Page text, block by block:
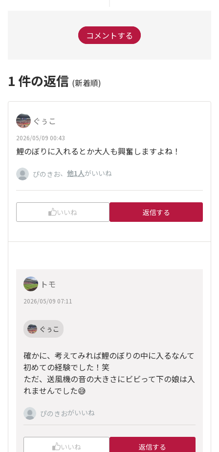
コメントする
1 件の返信 (新着順)
ぐぅこ
2026/05/09 00:43
鯉のぼりに入れるとか大人も興奮しますよね！
ぴのきお、 他1人がいいね
いいね 返信する
トモ
2026/05/09 07:11
ぐぅこ
確かに、考えてみれば鯉のぼりの中に入るなんて
初めての経験でした！笑
ただ、送風機の音の大きさにビビって下の娘は入
れませんでした😅
ぴのきおがいいね
いいね 返信する